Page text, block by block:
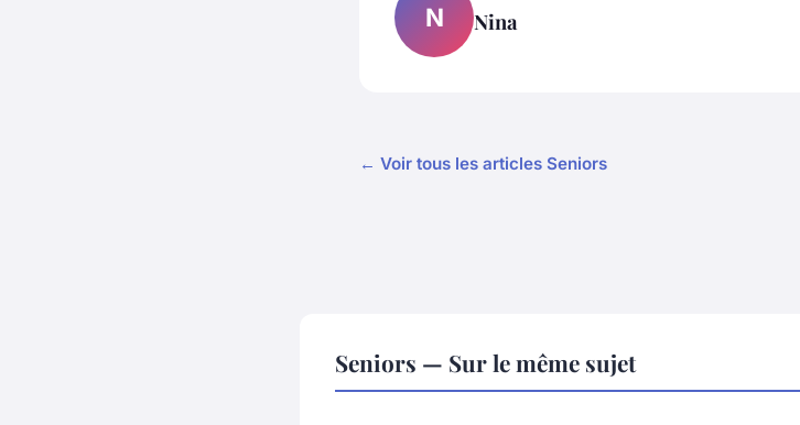
N Nina
← Voir tous les articles Seniors
Seniors — Sur le même sujet